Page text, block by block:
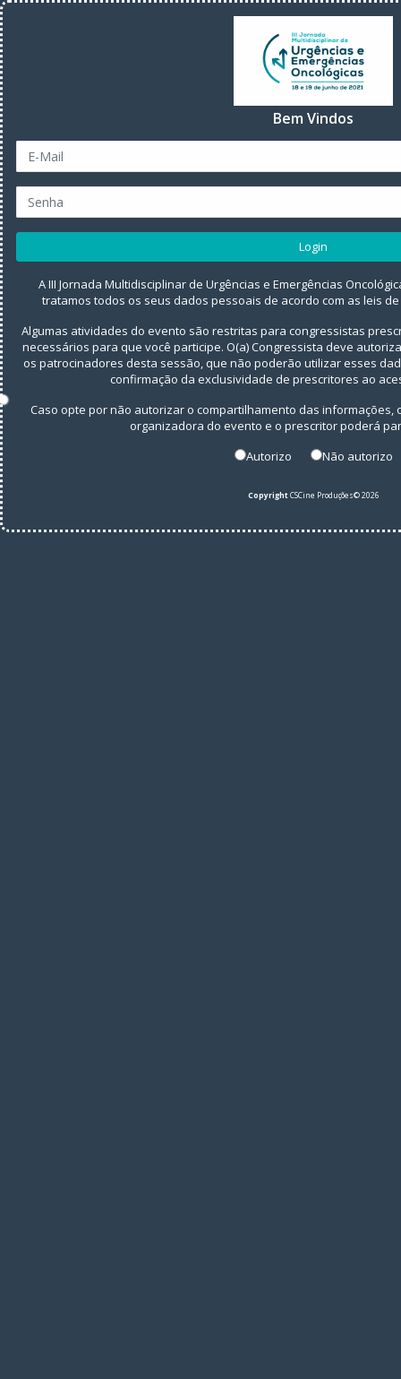
Bem Vindos
Login
A III Jornada Multidisciplinar de Urgências e Emergências
tratamos todos os seus dados pessoais de acordo com as leis
Algumas atividades do evento são restritas para congressistas
necessários para que você participe. O(a) Congressista deve
os patrocinadores desta sessão, que não poderão utilizar esses
confirmação da exclusividade de prescritores ao
Caso opte por não autorizar o compartilhamento das informações,
organizadora do evento e o prescritor poderá
Autorizo
Não autorizo
CopyrightCSCine Produções© 2026